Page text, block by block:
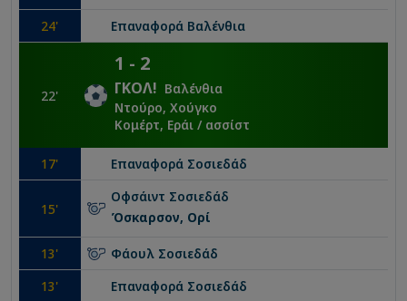
24' Επαναφορά Βαλένθια
22'
1 - 2
ΓΚΟΛ! Βαλένθια
Ντούρο, Χούγκο
Κομέρτ, Εράι / ασσίστ
17' Επαναφορά Σοσιεδάδ
15'
Οφσάιντ Σοσιεδάδ
Όσκαρσον, Ορί
13' Φάουλ Σοσιεδάδ
13' Επαναφορά Σοσιεδάδ